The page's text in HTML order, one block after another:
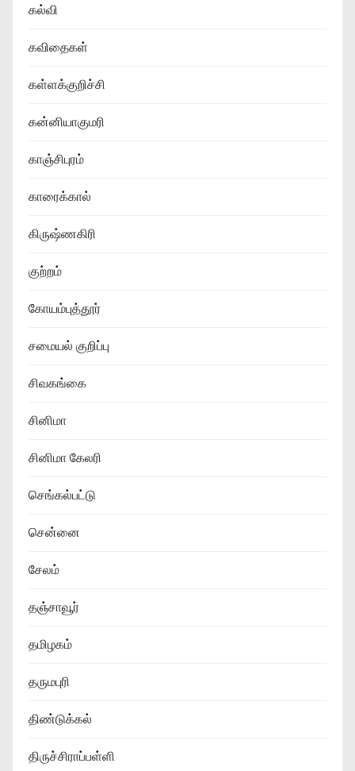
கல்வி
கவிதைகள்
கள்ளக்குறிச்சி
கன்னியாகுமரி
காஞ்சிபுரம்
காரைக்கால்
கிருஷ்ணகிரி
குற்றம்
கோயம்புத்தூர்
சமையல் குறிப்பு
சிவகங்கை
சினிமா
சினிமா கேலரி
செங்கல்பட்டு
சென்னை
சேலம்
தஞ்சாவூர்
தமிழகம்
தருமபுரி
திண்டுக்கல்
திருச்சிராப்பள்ளி